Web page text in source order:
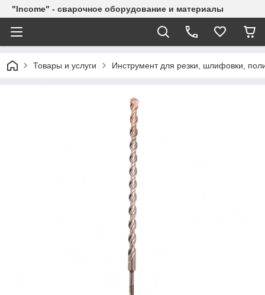
"Income" - сварочное оборудование и материалы
Товары и услуги Инструмент для резки, шлифовки,